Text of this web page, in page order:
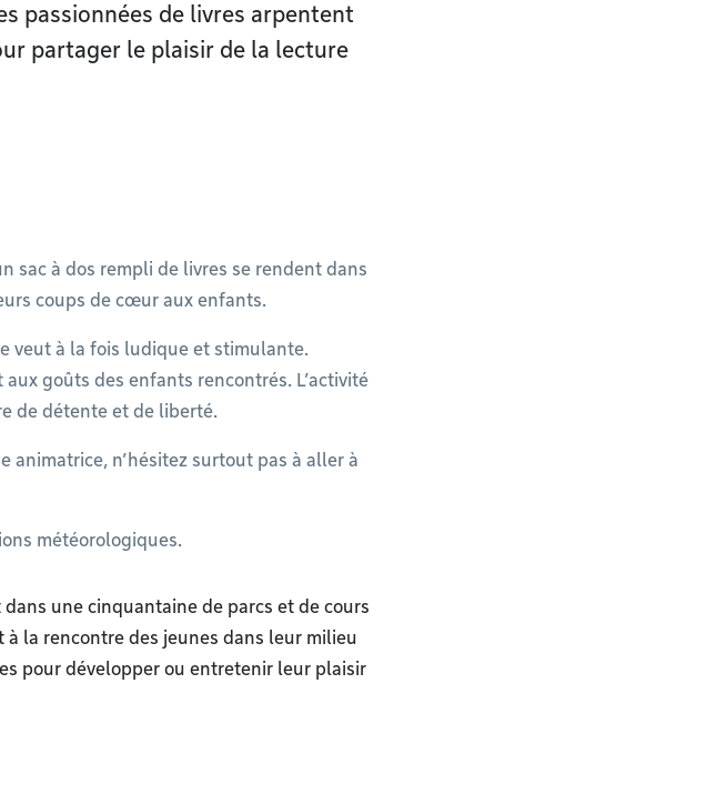
passionnées de livres arpentent
partager le plaisir de la lecture
sac à dos rempli de livres se rendent dans
coups de cœur aux enfants.
veut à la fois ludique et stimulante.
aux goûts des enfants rencontrés. L’activité
de détente et de liberté.
animatrice, n’hésitez surtout pas à aller à
météorologiques.
une cinquantaine de parcs et de cours
à la rencontre des jeunes dans leur milieu
pour développer ou entretenir leur plaisir